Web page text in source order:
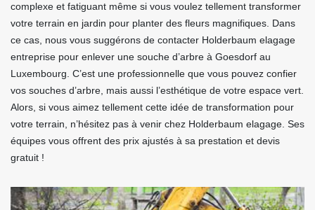
complexe et fatiguant même si vous voulez tellement transformer
votre terrain en jardin pour planter des fleurs magnifiques. Dans
ce cas, nous vous suggérons de contacter Holderbaum elagage
entreprise pour enlever une souche d’arbre à Goesdorf au
Luxembourg. C’est une professionnelle que vous pouvez confier
vos souches d’arbre, mais aussi l’esthétique de votre espace vert.
Alors, si vous aimez tellement cette idée de transformation pour
votre terrain, n’hésitez pas à venir chez Holderbaum elagage. Ses
équipes vous offrent des prix ajustés à sa prestation et devis
gratuit !